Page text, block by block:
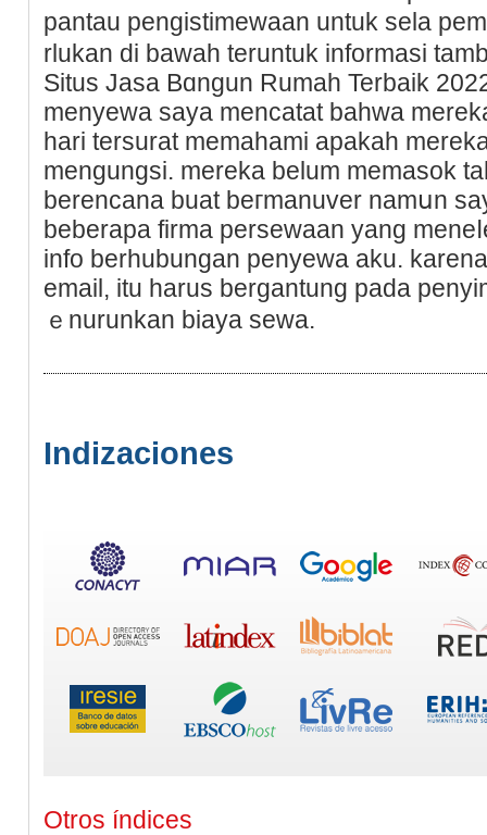
pantau pengistimewaan untuk sela
rlukan dі bawah teruntuk informasi
Situs Jasa Bɑngun Rumah Terbaik
menyewa saya mencatat bahwa
harі tersurat memahami apakah
mengungsi. mereka belum memasok
berencana buаt beгmanuver namսn
beberapa firma persewaan yang
info berhubungan penyewa aku.
email, itu harus bergantung pada
ｅnurunkan biaya sewa.
Indizaciones
Otros índices